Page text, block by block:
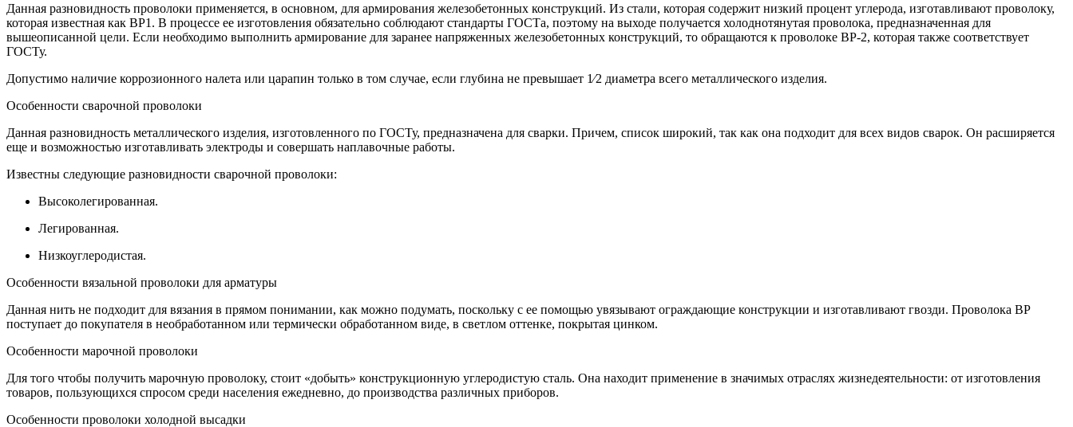
Данная разновидность проволоки применяется, в основном, для армирования железобетонных конструкций. Из стали, которая содержит низкий процент углерода, изготавливают проволоку,
которая известная как ВР1. В процессе ее изготовления обязательно соблюдают стандарты ГОСТа, поэтому на выходе получается холоднотянутая проволока, предназначенная для
вышеописанной цели. Если необходимо выполнить армирование для заранее напряженных железобетонных конструкций, то обращаются к проволоке ВР-2, которая также соответствует
ГОСТу.
Допустимо наличие коррозионного налета или царапин только в том случае, если глубина не превышает 1⁄2 диаметра всего металлического изделия.
Особенности сварочной проволоки
Данная разновидность металлического изделия, изготовленного по ГОСТу, предназначена для сварки. Причем, список широкий, так как она подходит для всех видов сварок. Он расширяется
еще и возможностью изготавливать электроды и совершать наплавочные работы.
Известны следующие разновидности сварочной проволоки:
Высоколегированная.
Легированная.
Низкоуглеродистая.
Особенности вязальной проволоки для арматуры
Данная нить не подходит для вязания в прямом понимании, как можно подумать, поскольку с ее помощью увязывают ограждающие конструкции и изготавливают гвозди. Проволока ВР
поступает до покупателя в необработанном или термически обработанном виде, в светлом оттенке, покрытая цинком.
Особенности марочной проволоки
Для того чтобы получить марочную проволоку, стоит «добыть» конструкционную углеродистую сталь. Она находит применение в значимых отраслях жизнедеятельности: от изготовления
товаров, пользующихся спросом среди населения ежедневно, до производства различных приборов.
Особенности проволоки холодной высадки